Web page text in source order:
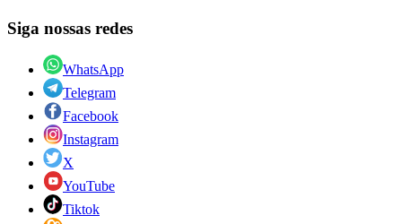
Siga nossas redes
WhatsApp
Telegram
Facebook
Instagram
X
YouTube
Tiktok